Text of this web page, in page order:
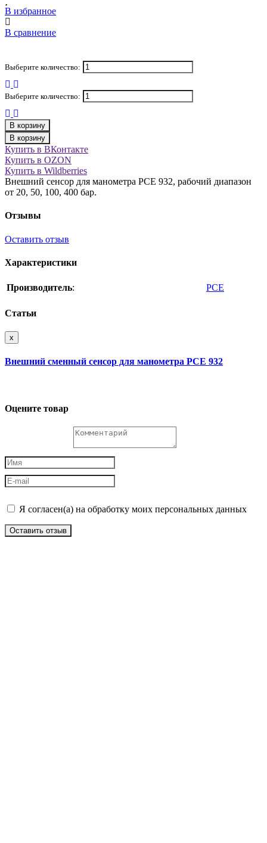
В избранное
В сравнение
Выберите количество:
Выберите количество:
В корзину
В корзину
Купить в ВКонтакте
Купить в OZON
Купить в Wildberries
Внешний сенсор для манометра PCE 932, рабочий диапазон
от 20, 50, 100, 400 бар.
Отзывы
Оставить отзыв
Характеристики
Производитель: PCE
Статьи
x
Внешний сменный сенсор для манометра PCE 932
Оцените товар
Я согласен(а) на обработку моих персональных данных
Оставить отзыв